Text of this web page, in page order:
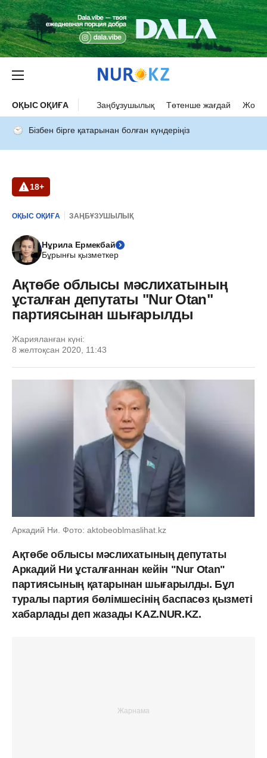
ОҚЫС ОҚИҒА Заңбұзушылық Төтенше жағдай Жол
Бізбен бірге қатарынан болған күндеріңіз
18+
ОҚЫС ОҚИҒА ЗАҢБҰЗУШЫЛЫҚ
Нұрила Ермекбай
Бұрынғы қызметкер
Ақтөбе облысы мәслихатының
ұсталған депутаты "Nur Otan"
партиясынан шығарылды
Жарияланған күні:
8 желтоқсан 2020, 11:43
Аркадий Ни. Фото: aktobeoblmaslihat.kz
Ақтөбе облысы мәслихатының депутаты
Аркадий Ни ұсталғаннан кейін "Nur Otan"
партиясының қатарынан шығарылды. Бұл
туралы партия бөлімшесінің баспасөз қызметі
хабарлады деп жазады KAZ.NUR.KZ.